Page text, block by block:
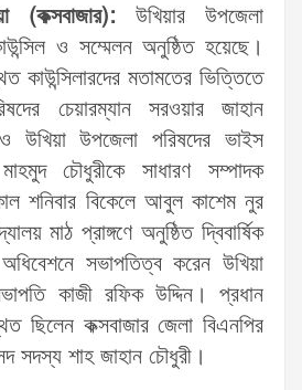
(কক্সবাজার): উখিয়ার উপজেলা
ও সম্মেলন অনুষ্ঠিত হয়েছে।
কাউন্সিলারদের মতামতের ভিত্তিতে
চেয়ারম্যান সরওয়ার জাহান
উখিয়া উপজেলা পরিষদের ভাইস
চৌধুরীকে সাধারণ সম্পাদক
শনিবার বিকেলে আবুল কাশেম নুর
মাঠ প্রাঙ্গণে অনুষ্ঠিত দ্বিবার্ষিক
সভাপতিত্ব করেন উখিয়া
কাজী রফিক উদ্দিন। প্রধান
ছিলেন কক্সবাজার জেলা বিএনপির
সদস্য শাহ জাহান চৌধুরী।